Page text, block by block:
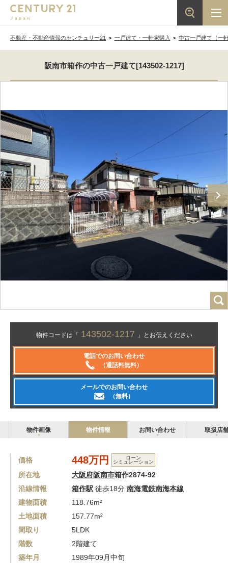
不動産・不動産情報のセンチュリー21 一戸建て・一軒家購入 中古一戸建て（一
阪南市箱作の中古一戸建て[143502-1217]
物件コードは「 143502-1217 」とお伝えください
電話でのお問い合わせ
（通話料無料）
メールでのお問い合わせ
（無料）
物件画像 物件情報 お問い合わせ 取扱店
価格 448万円 ローン
シミュレーション
所在地 大阪府阪南市箱作2874-92
沿線情報
箱作駅 徒歩18分 南海電鉄南海本線
建物面積
118.76m²
土地面積
157.77m²
間取り
5LDK
階数
2階建て
築年月
1989年09月中旬